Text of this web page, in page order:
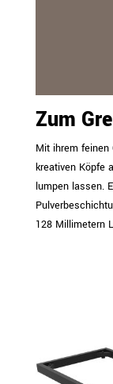
Zum
Mit ihrem feinen
kreativen Köpfe
lumpen lassen.
128 Millimetern